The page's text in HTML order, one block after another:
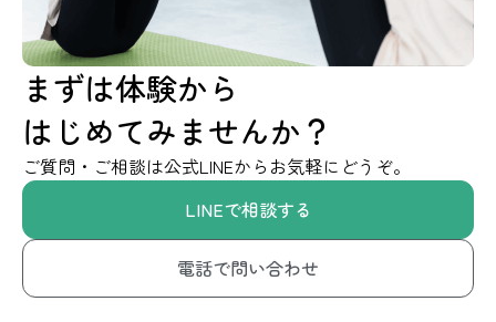
まずは体験から
はじめてみませんか？
ご質問・ご相談は公式LINEからお気軽にどうぞ。
LINEで相談する
電話で問い合わせ